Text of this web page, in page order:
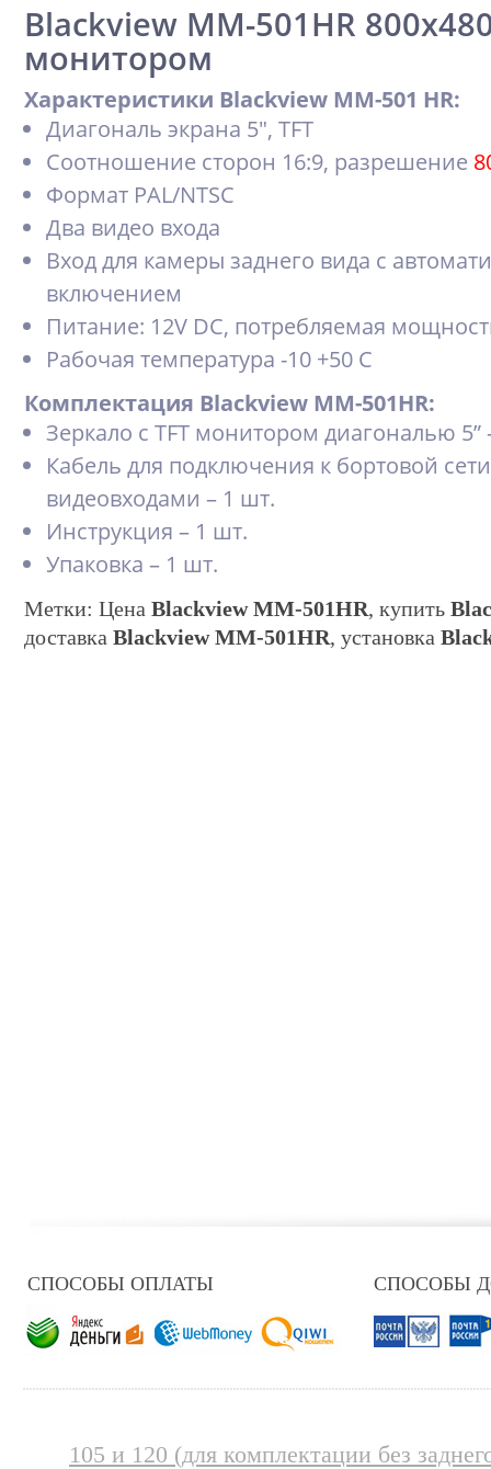
Blackview MM-501HR
монитором
Характеристики Blackview MM-501 HR:
Диагональ экрана 5", TFT
Соотношение сторон 16:9, разрешение
Формат PAL/NTSC
Два видео входа
Вход для камеры заднего вида с
включением
Питание: 12V DC, потребляемая
Рабочая температура -10 +50 С
Комплектация Blackview MM-501HR:
Зеркало с TFT монитором диагональю 5”
Кабель для подключения к бортовой
видеовходами – 1 шт.
Инструкция – 1 шт.
Упаковка – 1 шт.
Метки: Цена Blackview MM-501HR, купить
доставка Blackview MM-501HR, установка
СПОСОБЫ ОПЛАТЫ СПОСОБЫ
105 и 120 (для комплектации без